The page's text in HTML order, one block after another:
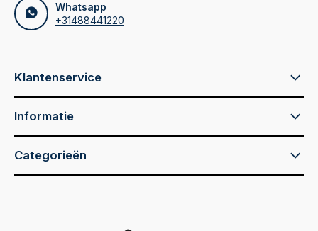
Whatsapp
+31488441220
Klantenservice
Informatie
Categorieën